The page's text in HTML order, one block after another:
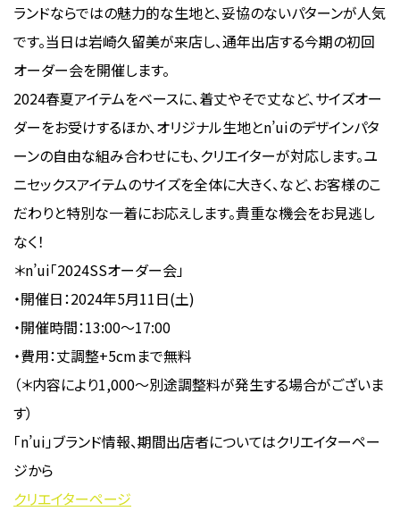
ランドならではの魅力的な生地と、妥協のないパターンが人気
です。当日は岩崎久留美が来店し、通年出店する今期の初回
オーダー会を開催します。
2024春夏アイテムをベースに、着丈やそで丈など、サイズオー
ダーをお受けするほか、オリジナル生地とn’uiのデザインパタ
ーンの自由な組み合わせにも、クリエイターが対応します。ユ
ニセックスアイテムのサイズを全体に大きく、など、お客様のこ
だわりと特別な一着にお応えします。貴重な機会をお見逃し
なく！
＊n’ui「2024SSオーダー会」
・開催日：2024年5月11日(土)
・開催時間：13:00〜17:00
・費用：丈調整+5cmまで無料
（＊内容により1,000〜別途調整料が発生する場合がございま
す）
「n’ui」ブランド情報、期間出店者についてはクリエイターペー
ジから
クリエイターページ